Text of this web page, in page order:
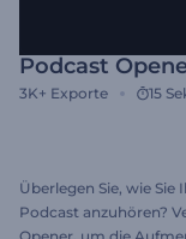
Podcast
3K+ Exporte 15
Überlegen Sie, wie
Podcast anzuhören?